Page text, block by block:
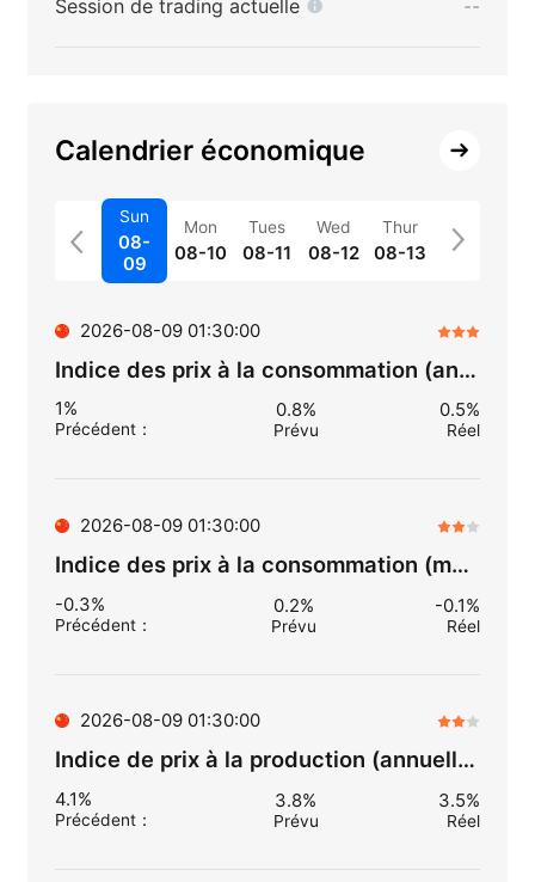
Session de trading actuelle --
Calendrier économique
Sun
08-
09
Mon
08-10
Tues
08-11
Wed
08-12
Thur
08-13
2026-08-09 01:30:00
Indice des prix à la consommation (annuellement) (juil.)
1%
Précédent：
0.8%
Prévu
0.5%
Réel
2026-08-09 01:30:00
Indice des prix à la consommation (mensuellement) (juil.)
-0.3%
Précédent：
0.2%
Prévu
-0.1%
Réel
2026-08-09 01:30:00
Indice de prix à la production (annuellement) (juil.)
4.1%
Précédent：
3.8%
Prévu
3.5%
Réel